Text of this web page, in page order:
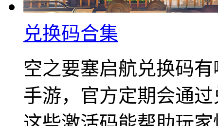
兑换码合集
空之要塞启航兑换码
手游，官方定期会通